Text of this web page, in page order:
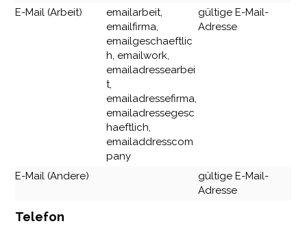
E-Mail (Arbeit)
emailarbeit,
emailfirma,
emailgeschaeftlic
h, emailwork,
emailadressearbei
t,
emailadressefirma,
emailadressegesc
haeftlich,
emailaddresscom
pany
gültige E-Mail-
Adresse
E-Mail (Andere)
gültige E-Mail-
Adresse
Telefon